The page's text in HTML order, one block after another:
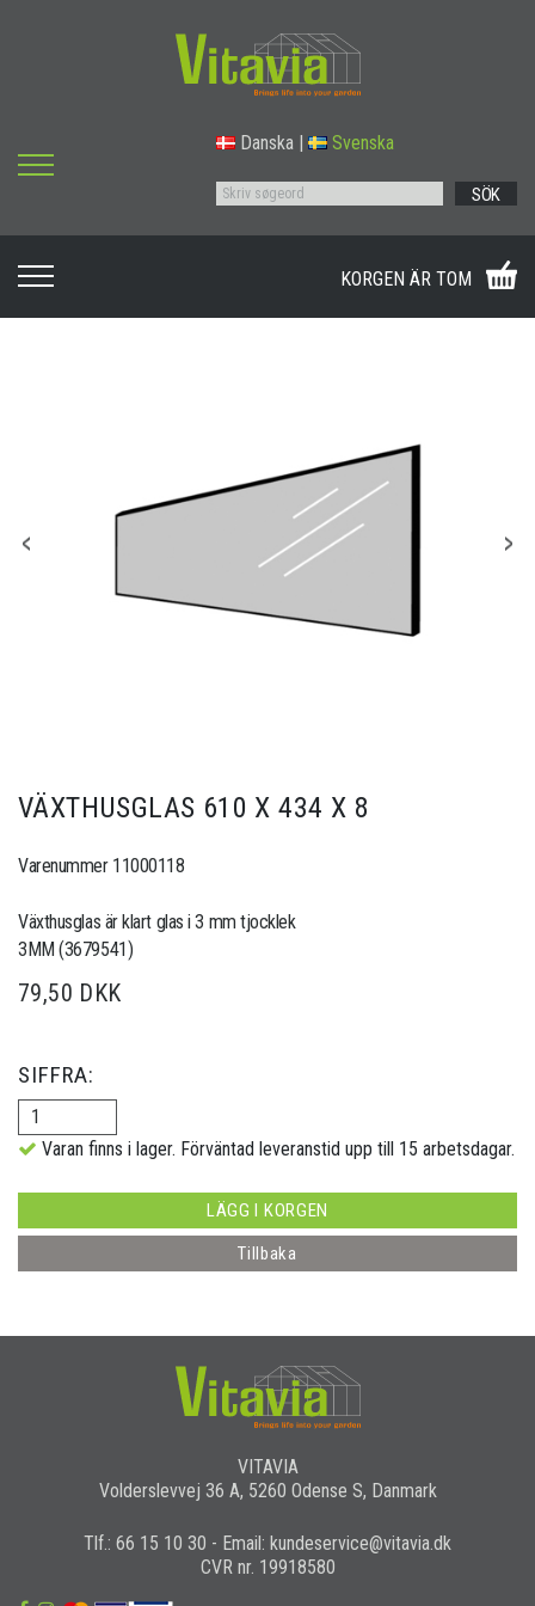
Danska Svenska
SÖK
KORGEN ÄR TOM
VÄXTHUSGLAS 610 X 434 X 8
Varenummer 11000118
Växthusglas är klart glas i 3 mm tjocklek
3MM (3679541)
79,50 DKK
SIFFRA:
Varan finns i lager. Förväntad leveranstid upp till 15 arbetsdagar.
LÄGG I KORGEN
Tillbaka
VITAVIA
Volderslevvej 36 A, 5260 Odense S, Danmark
Tlf.: 66 15 10 30 - Email: kundeservice@vitavia.dk
CVR nr. 19918580